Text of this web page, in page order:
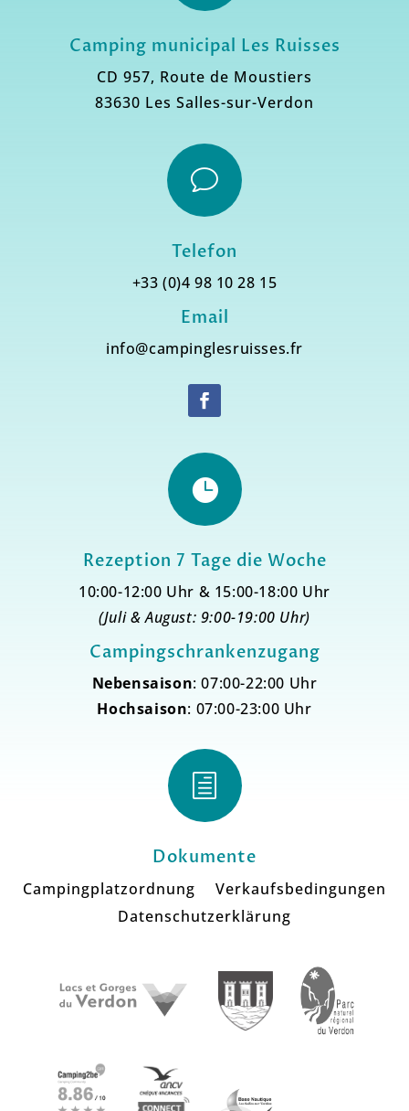
Camping municipal Les Ruisses
CD 957, Route de Moustiers
83630 Les Salles-sur-Verdon
v
Telefon
+33 (0)4 98 10 28 15
Email
info@campinglesruisses.fr

Rezeption 7 Tage die Woche
10:00-12:00 Uhr & 15:00-18:00 Uhr
(Juli & August: 9:00-19:00 Uhr)
Campingschrankenzugang
Nebensaison: 07:00-22:00 Uhr
Hochsaison: 07:00-23:00 Uhr
h
Dokumente
Campingplatzordnung
Verkaufsbedingungen
Datenschutzerklärung